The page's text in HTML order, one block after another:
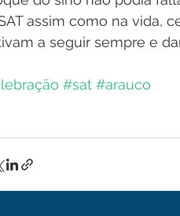
assim como na vida,
a seguir sempre e
#sat #arauco